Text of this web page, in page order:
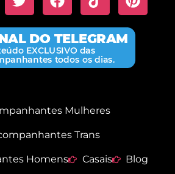
Mulheres
Trans
Homens Casais Blog